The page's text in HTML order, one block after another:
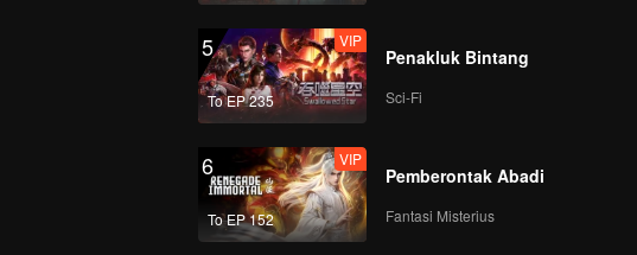
295
VIP
297
VIP
298
299
VIP
300
5
To EP 235
VIP
Penakluk Bintang
Sci-Fi
6
To EP 152
VIP
Pemberontak Abadi
Fantasi Misterius